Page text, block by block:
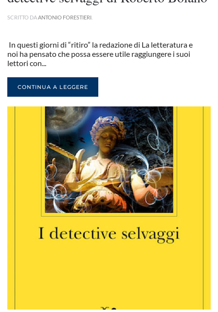
SCRITTO DAANTONIO FORESTIERI
In questi giorni di “ritiro” la redazione di La letteratura e
noi ha pensato che possa essere utile raggiungere i suoi
lettori con...
CONTINUA A LEGGERE